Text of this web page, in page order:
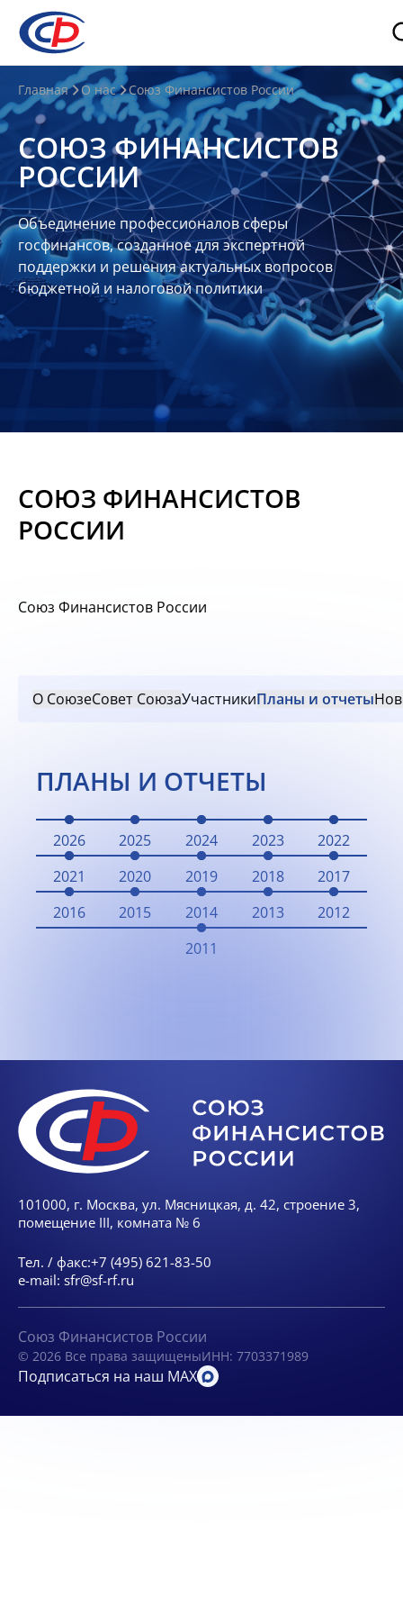
О
нас
О
СФР
Совет
Союза
Участники
Планы
отчеты
Контакты
Материалы
Главная О нас Союз Финансистов России
СОЮЗ ФИНАНСИСТОВ
РОССИИ
Объединение профессионалов сферы
госфинансов, созданное для экспертной
поддержки и решения актуальных вопросов
бюджетной и налоговой политики
СОЮЗ ФИНАНСИСТОВ
РОССИИ
Союз Финансистов России
О СоюзеСовет СоюзаУчастникиПланы и отчеты
ПЛАНЫ И ОТЧЕТЫ
2026 2025 2024 2023
2022
2021
2020 2019 2018
2017
2016
2015 2014 2013
2012
2011
101000, г. Москва, ул. Мясницкая, д. 42, строение 3,
помещение III, комната № 6
Тел. / факс:+7 (495) 621-83-50
e-mail: sfr@sf-rf.ru
Союз Финансистов России
© 2026 Все права защищеныИНН: 7703371989
Подписаться на наш MAX